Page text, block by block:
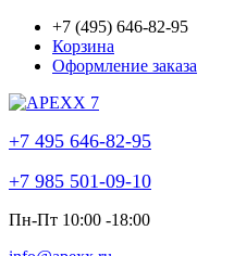
+7 (495) 646-82-95
Корзина
Оформление заказа
+7 495 646-82-95
+7 985 501-09-10
Пн-Пт 10:00 -18:00